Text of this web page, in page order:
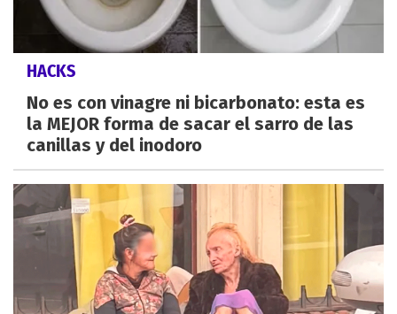
HACKS
No es con vinagre ni bicarbonato: esta es
la MEJOR forma de sacar el sarro de las
canillas y del inodoro